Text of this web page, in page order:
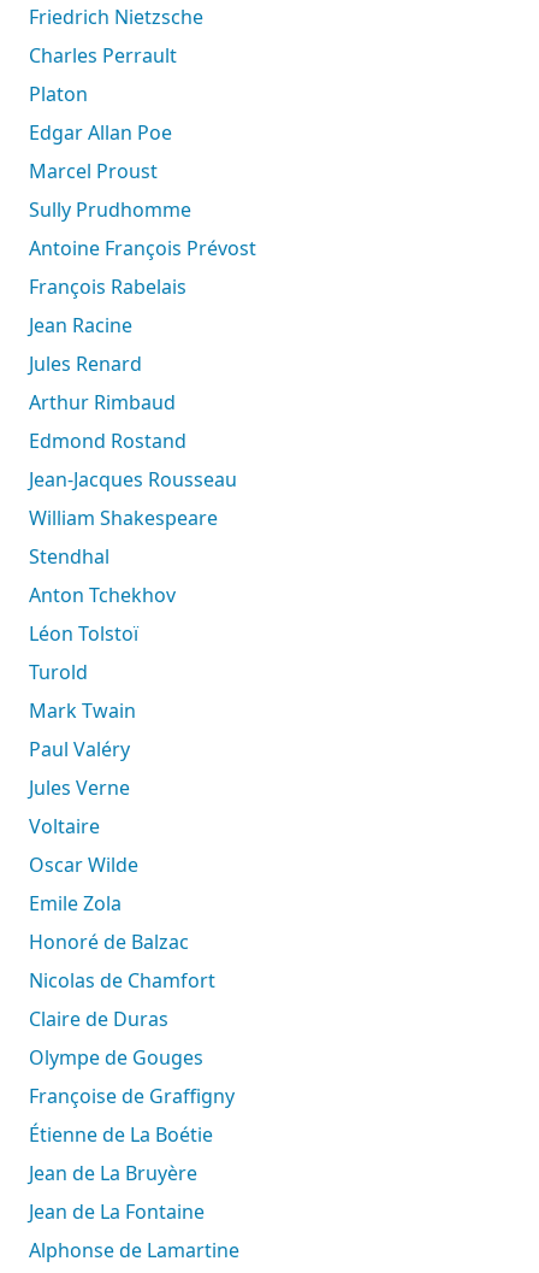
Friedrich Nietzsche
Charles Perrault
Platon
Edgar Allan Poe
Marcel Proust
Sully Prudhomme
Antoine François Prévost
François Rabelais
Jean Racine
Jules Renard
Arthur Rimbaud
Edmond Rostand
Jean-Jacques Rousseau
William Shakespeare
Stendhal
Anton Tchekhov
Léon Tolstoï
Turold
Mark Twain
Paul Valéry
Jules Verne
Voltaire
Oscar Wilde
Emile Zola
Honoré de Balzac
Nicolas de Chamfort
Claire de Duras
Olympe de Gouges
Françoise de Graffigny
Étienne de La Boétie
Jean de La Bruyère
Jean de La Fontaine
Alphonse de Lamartine